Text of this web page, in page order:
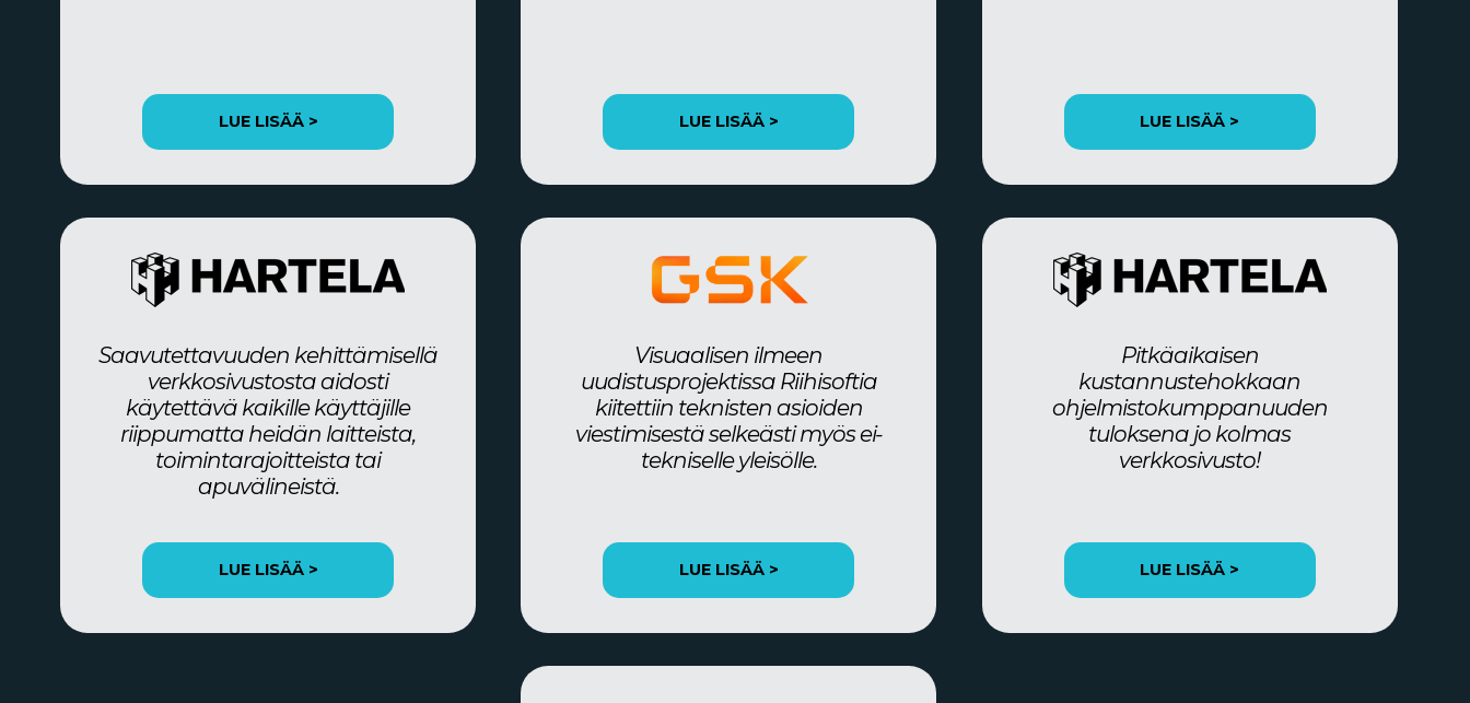
LUE LISÄÄ > LUE LISÄÄ > LUE LISÄÄ >
Saavutettavuuden kehittämisellä
verkkosivustosta aidosti
käytettävä kaikille käyttäjille
riippumatta heidän laitteista,
toimintarajoitteista tai
apuvälineistä.
LUE LISÄÄ >
Visuaalisen ilmeen
uudistusprojektissa Riihisoftia
kiitettiin teknisten asioiden
viestimisestä selkeästi myös ei-
tekniselle yleisölle.
LUE LISÄÄ >
Pitkäaikaisen
kustannustehokkaan
ohjelmistokumppanuuden
tuloksena jo kolmas
verkkosivusto!
LUE LISÄÄ >